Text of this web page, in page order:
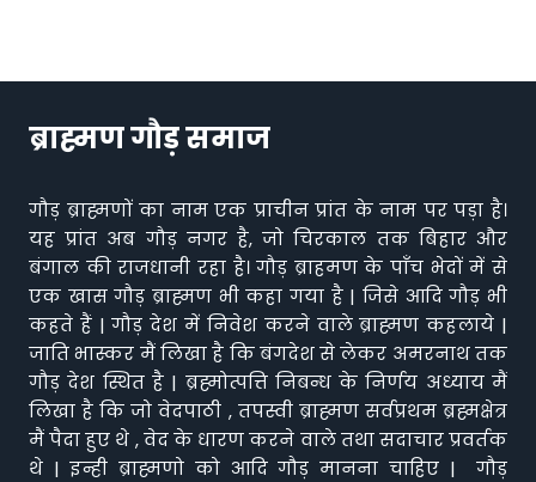
ब्राह्मण गौड़ समाज
गौड़ ब्राह्मणों का नाम एक प्राचीन प्रांत के नाम पर पड़ा है।
यह प्रांत अब गौड़ नगर है, जो चिरकाल तक बिहार और
बंगाल की राजधानी रहा है। गौड़ ब्राहमण के पाँच भेदों में से
एक खास गौड़ ब्राह्मण भी कहा गया है | जिसे आदि गौड़ भी
कहते हैं | गौड़ देश में निवेश करने वाले ब्राह्मण कहलाये |
जाति भास्कर मैं लिखा है कि बंगदेश से लेकर अमरनाथ तक
गौड़ देश स्थित है | ब्रह्मोत्पत्ति निबन्ध के निर्णय अध्याय मैं
लिखा है कि जो वेदपाठी , तपस्वी ब्राह्मण सर्वप्रथम ब्रह्मक्षेत्र
मैं पैदा हुए थे , वेद के धारण करने वाले तथा सदाचार प्रवर्तक
थे | इन्ही ब्राह्मणो को आदि गौड़ मानना चाहिए | गौड़